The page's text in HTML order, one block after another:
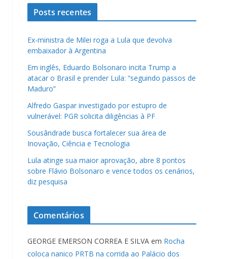
Posts recentes
Ex-ministra de Milei roga a Lula que devolva
embaixador à Argentina
Em inglês, Eduardo Bolsonaro incita Trump a
atacar o Brasil e prender Lula: “seguindo passos de
Maduro”
Alfredo Gaspar investigado por estupro de
vulnerável: PGR solicita diligências à PF
Sousândrade busca fortalecer sua área de
Inovação, Ciência e Tecnologia
Lula atinge sua maior aprovação, abre 8 pontos
sobre Flávio Bolsonaro e vence todos os cenários,
diz pesquisa
Comentários
GEORGE EMERSON CORREA E SILVA em Rocha
coloca nanico PRTB na corrida ao Palácio dos